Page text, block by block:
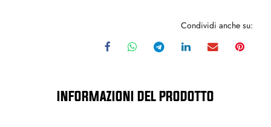
Condividi anche su:
INFORMAZIONI DEL PRODOTTO